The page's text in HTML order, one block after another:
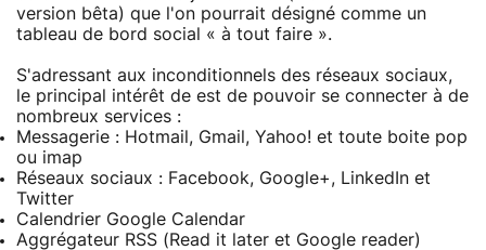
version bêta) que l'on pourrait désigné comme un
tableau de bord social « à tout faire ».
S'adressant aux inconditionnels des réseaux sociaux,
le principal intérêt de est de pouvoir se connecter à de
nombreux services :
Messagerie : Hotmail, Gmail, Yahoo! et toute boite pop
ou imap
Réseaux sociaux : Facebook, Google+, LinkedIn et
Twitter
Calendrier Google Calendar
Aggrégateur RSS (Read it later et Google reader)